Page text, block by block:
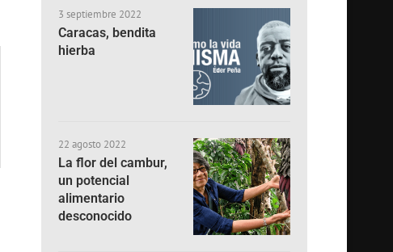
3 septiembre 2022
Caracas, bendita
hierba
22 agosto 2022
La flor del cambur,
un potencial
alimentario
desconocido